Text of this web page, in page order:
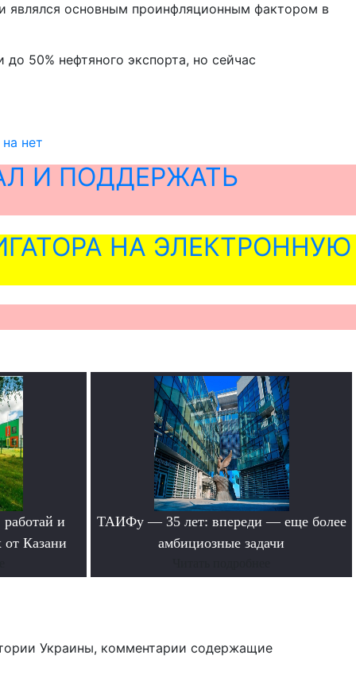
являлся основным проинфляционным фактором в
50% нефтяного экспорта, но сейчас
нет
И ПОДДЕРЖАТЬ
НА ЭЛЕКТРОННУЮ
и
от Казани
ТАИФу — 35 лет: впереди — еще более
амбициозные задачи
Украины, комментарии содержащие